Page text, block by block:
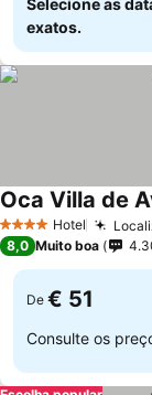
Selecione as
exatos.
4 EstrelasHotel
Oca Villa de
8,0 Muito boa
De € 51
Consulte os